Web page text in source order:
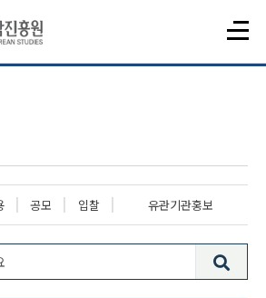
공모 입찰 유관기관홍보